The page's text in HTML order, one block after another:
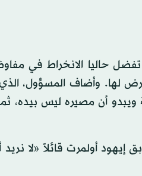
حاليا الانخراط في
لها. وأضاف
ويبدو أن مصيره ليس
إيهود أولمرت قائلاً «لا